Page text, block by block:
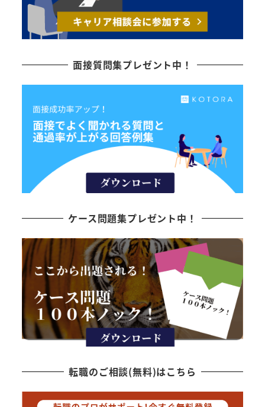
面接質問集プレゼント中！
ケース問題集プレゼント中！
転職のご相談(無料)はこちら